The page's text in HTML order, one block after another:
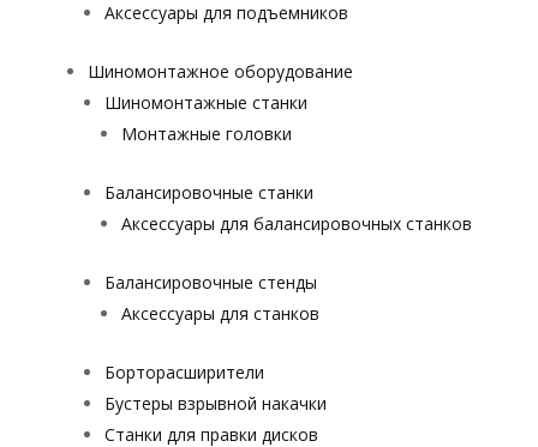
Аксессуары для подъемников
Шиномонтажное оборудование
Шиномонтажные станки
Монтажные головки
Балансировочные станки
Аксессуары для балансировочных станков
Балансировочные стенды
Аксессуары для станков
Борторасширители
Бустеры взрывной накачки
Станки для правки дисков